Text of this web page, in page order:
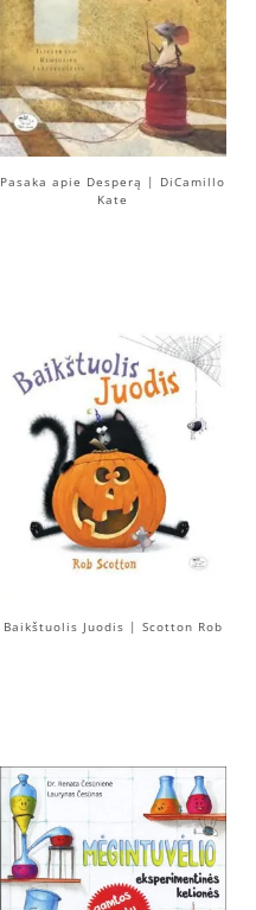
Pasaka apie Desperą | DiCamillo
Kate
Baikštuolis Juodis | Scotton Rob